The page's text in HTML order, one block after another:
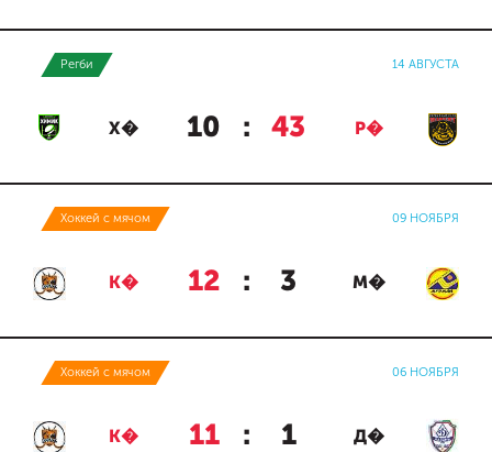
Регби 14 АВГУСТА
Х� 10 : 43 Р�
Хоккей с мячом 09 НОЯБРЯ
К� 12 : 3 М�
Хоккей с мячом 06 НОЯБРЯ
К� 11 : 1 Д�